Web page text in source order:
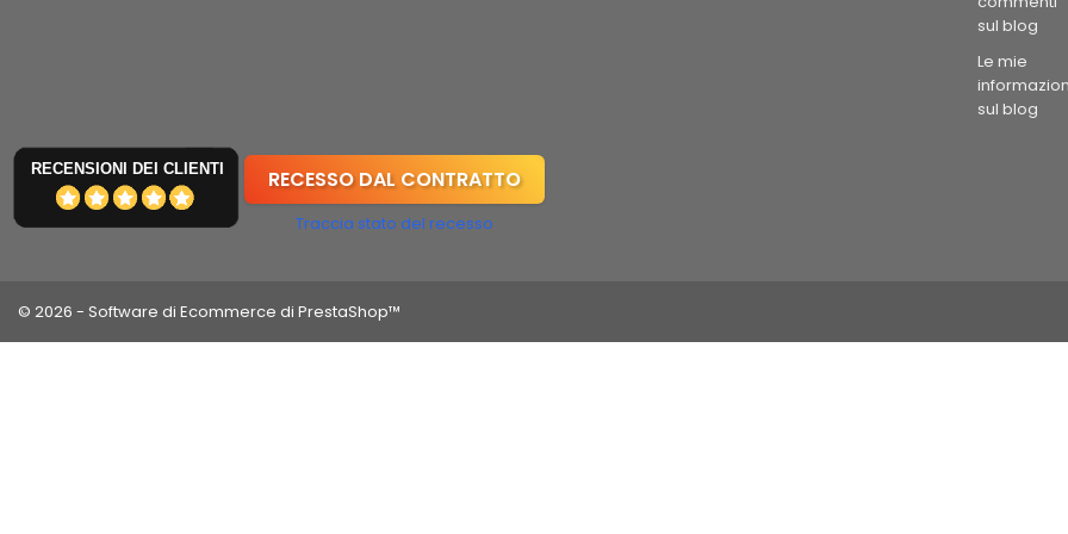
sul blog
Le mie
sul blog
RECENSIONI DEI CLIENTI RECESSO DAL CONTRATTO
Traccia stato del recesso
© 2026 - Software di Ecommerce di PrestaShop™